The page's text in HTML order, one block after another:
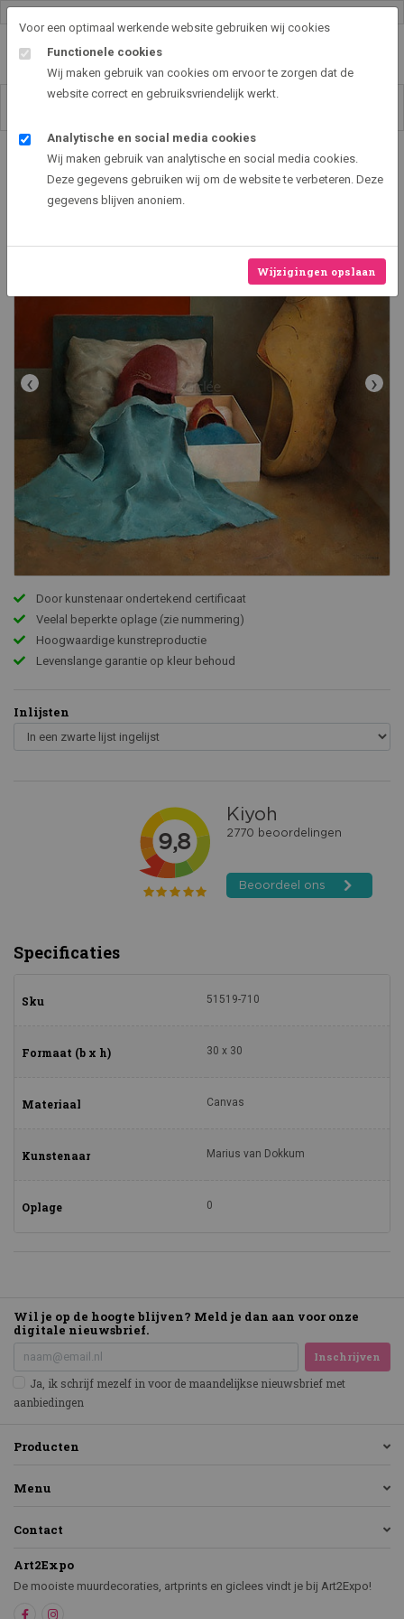
Voor een optimaal werkende website gebruiken wij cookies
Functionele cookies
Wij maken gebruik van cookies om ervoor te zorgen dat de
website correct en gebruiksvriendelijk werkt.
Analytische en social media cookies
Wij maken gebruik van analytische en social media cookies.
Deze gegevens gebruiken wij om de website te verbeteren. Deze
gegevens blijven anoniem.
Wijzigingen opslaan
Art2EXPO GallerySHOP - de leukste kunst cadeau ideeën
Warm nest
‹ ›
Door kunstenaar ondertekend certificaat
Veelal beperkte oplage (zie nummering)
Hoogwaardige kunstreproductie
Levenslange garantie op kleur behoud
Inlijsten
Specificaties
Sku 51519-710
Formaat (b x h) 30 x 30
Materiaal Canvas
Kunstenaar Marius van Dokkum
Oplage 0
Wil je op de hoogte blijven? Meld je dan aan voor onze
digitale nieuwsbrief.
Inschrijven
Ja, ik schrijf mezelf in voor de maandelijkse nieuwsbrief met
aanbiedingen
Producten
Menu
Contact
Art2Expo
De mooiste muurdecoraties, artprints en giclees vindt je bij Art2Expo!